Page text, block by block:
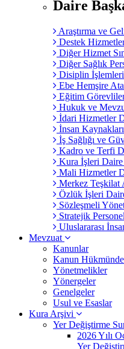
Daire
Araştırma ve
Destek
Diğer Hizmet
Diğer Sağlık
Disiplin İşlemleri
Ebe Hemşire
Eğitim
Hukuk ve
İdari Hizmetler
İnsan
İş Sağlığı ve
Kadro ve Terfi
Kura İşleri Daire
Mali Hizmetler
Merkez Teşkilat
Özlük İşleri
Sözleşmeli
Stratejik
Uluslararası
Mevzuat
Kanunlar
Kanun
Yönetmelikler
Yönergeler
Genelgeler
Usul ve Esaslar
Kura Arşivi
Yer Değiştirme
2026 Yılı
Yer